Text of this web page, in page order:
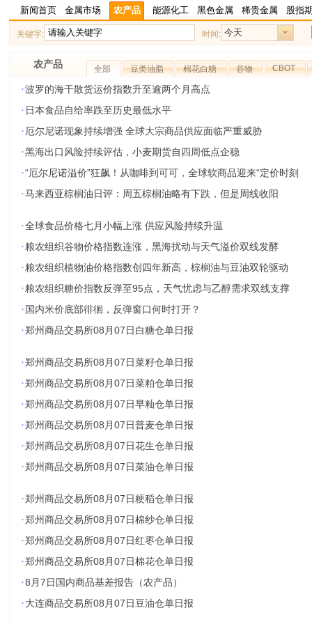
新闻首页 金属市场 农产品 能源化工 黑色金属 稀贵金属 股指
关键字: 时间: 今天
农产品 全部 豆类油脂 棉花白糖 谷物 CBOT
·波罗的海干散货运价指数升至逾两个月高点
· 日本食品自给率跌至历史最低水平
· 厄尔尼诺现象持续增强 全球大宗商品供应面临严重威胁
·黑海出口风险持续评估，小麦期货自四周低点企稳
·“厄尔尼诺溢价”狂飙！从咖啡到可可，全球软商品迎来“定价时刻
·马来西亚棕榈油日评：周五棕榈油略有下跌，但是周线收阳
·全球食品价格七月小幅上涨 供应风险持续升温
·粮农组织谷物价格指数连涨，黑海扰动与天气溢价双线发酵
·粮农组织植物油价格指数创四年新高，棕榈油与豆油双轮驱动
·粮农组织糖价指数反弹至95点，天气忧虑与乙醇需求双线支撑
· 国内米价底部徘徊，反弹窗口何时打开？
·郑州商品交易所08月07日白糖仓单日报
·郑州商品交易所08月07日菜籽仓单日报
·郑州商品交易所08月07日菜粕仓单日报
·郑州商品交易所08月07日早籼仓单日报
·郑州商品交易所08月07日普麦仓单日报
·郑州商品交易所08月07日花生仓单日报
·郑州商品交易所08月07日菜油仓单日报
·郑州商品交易所08月07日粳稻仓单日报
·郑州商品交易所08月07日棉纱仓单日报
·郑州商品交易所08月07日红枣仓单日报
·郑州商品交易所08月07日棉花仓单日报
·8月7日国内商品基差报告（农产品）
·大连商品交易所08月07日豆油仓单日报